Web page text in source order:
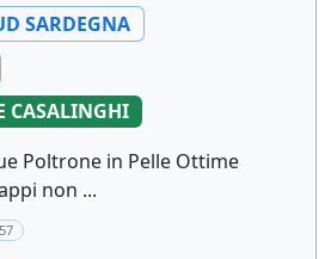
SARDEGNA
CASALINGHI
Poltrone in Pelle Ottime
non ...